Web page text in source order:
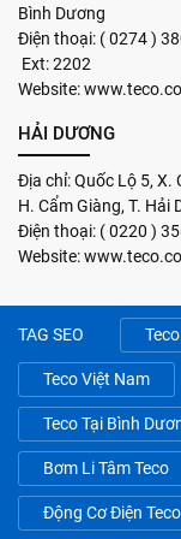
Bình Dương
Điện thoại: ( 0274 )
Ext: 2202
Website:
HẢI DƯƠNG
Địa chỉ: Quốc Lộ 5, X.
H. Cẩm Giàng, T. Hải
Điện thoại: ( 0220 )
Website:
TAG SEO
Teco Việt Nam
Teco Tại Bình
Bơm Li Tâm Teco
Động Cơ Điện Teco